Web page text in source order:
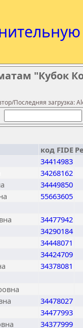
"Кубок
Последняя загрузка:
код FIDE
34414983
34268162
34449850
55663605
34477942
34290184
34448071
34424709
34378081
34478027
34477993
34377999